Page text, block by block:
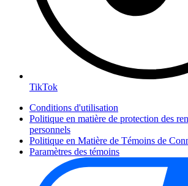
TikTok
Conditions d'utilisation
Politique en matière de protection des
personnels
Politique en Matière de Témoins de
Paramètres des témoins